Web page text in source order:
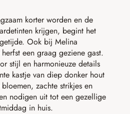
korter worden en de
krijgen, begint het
Ook bij Melina
een graag geziene gast.
stijl en harmonieuze details
kastje van diep donker hout
zachte strikjes en
nodigen uit tot een gezellige
in huis.